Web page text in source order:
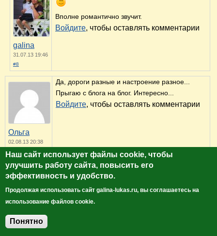
galina
31.07.13 19:46
#8
Вполне романтично звучит.
Войдите, чтобы оставлять комментарии
Ольга
02.08.13 20:38
#9
Да, дороги разные и настроение разное...
Прыгаю с блога на блог. Интересно...
Войдите, чтобы оставлять комментарии
Серый_волк
20.08.13 12:47
Да, и дороги хорошие и грибов много.
Если бы не ж.д. переезд в Чкаловском... :(
Мы из-за него на автобус опоздали.
Путепровод, правда, строят.
Наш сайт использует файлы cookie, чтобы
улучшить работу сайта, повысить его
эффективность и удобство.
Продолжая использовать сайт galina-lukas.ru, вы соглашаетесь на
использование файлов cookie.
Понятно